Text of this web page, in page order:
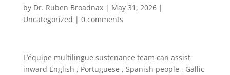
by Dr. Ruben Broadnax| May 31, 2026|
Uncategorized | 0 comments
L’équipe multilingue sustenance team can assist
inward English , Portuguese , Spanish people , Gallic